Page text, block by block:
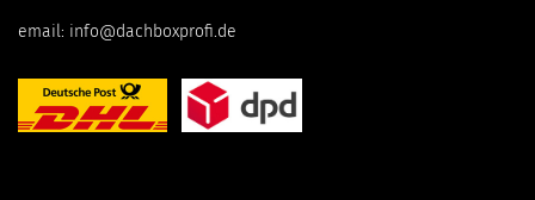
email: info@dachboxprofi.de